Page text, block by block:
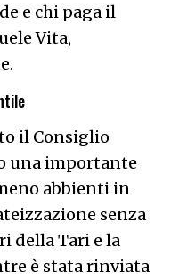
e chi paga il
Vita,
il Consiglio
una importante
abbienti in
senza
della Tari e la
è stata rinviata